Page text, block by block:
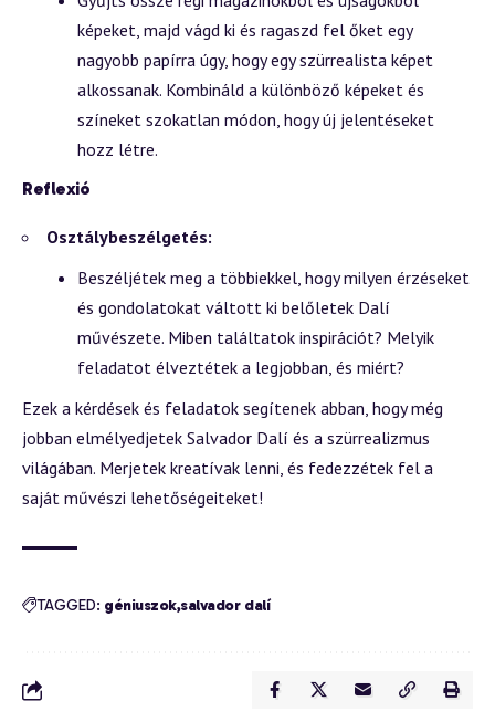
képeket, majd vágd ki és ragaszd fel őket egy
nagyobb papírra úgy, hogy egy szürrealista képet
alkossanak. Kombináld a különböző képeket és
színeket szokatlan módon, hogy új jelentéseket
hozz létre.
Reflexió
Osztálybeszélgetés:
Beszéljétek meg a többiekkel, hogy milyen érzéseket
és gondolatokat váltott ki belőletek Dalí
művészete. Miben találtatok inspirációt? Melyik
feladatot élveztétek a legjobban, és miért?
Ezek a kérdések és feladatok segítenek abban, hogy még
jobban elmélyedjetek Salvador Dalí és a szürrealizmus
világában. Merjetek kreatívak lenni, és fedezzétek fel a
saját művészi lehetőségeiteket!
TAGGED: géniuszok salvador dalí